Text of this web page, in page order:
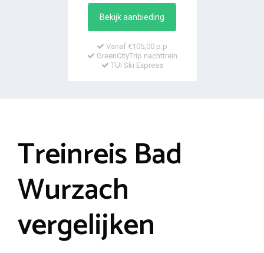
Bekijk aanbieding
Vanaf €105,00 p.p
GreenCityTrip nachttrein
TUI Ski Express
Treinreis Bad
Wurzach
vergelijken